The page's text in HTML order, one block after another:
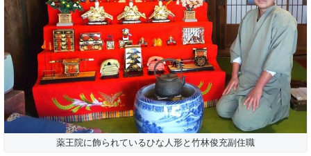
薬王院に飾られているひな人形と竹林俊充副住職